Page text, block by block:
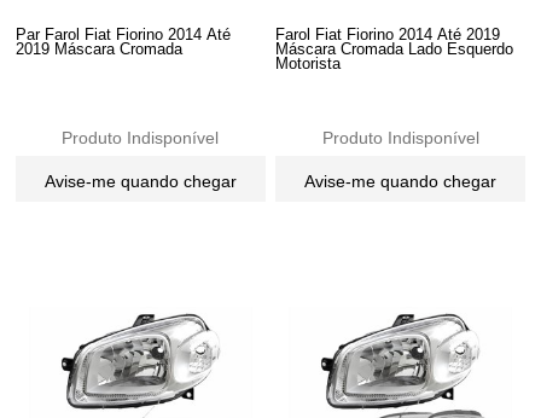
Par Farol Fiat Fiorino 2014 Até
2019 Máscara Cromada
Produto Indisponível
Avise-me quando chegar
Farol Fiat Fiorino 2014 Até 2019
Máscara Cromada Lado Esquerdo
Motorista
Produto Indisponível
Avise-me quando chegar